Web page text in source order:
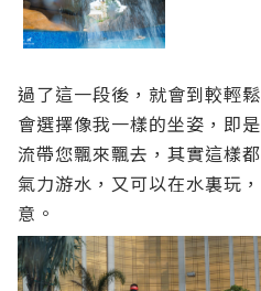
過了這一段後，就會到較輕
會選擇像我一樣的坐姿，即
流帶您飄來飄去，其實這樣
氣力游水，又可以在水裏玩
意。